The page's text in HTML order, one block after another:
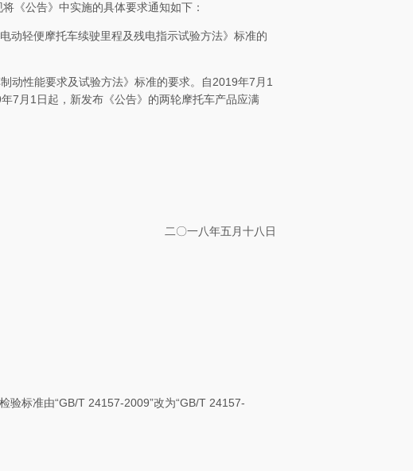
《公告》中实施的具体要求通知如下：
电动轻便摩托车续驶里程及残电指示试验方法》标准的
动性能要求及试验方法》标准的要求。自2019年7 月 1
年7 月 1 日起，新发布《公告》的两轮摩托车产品应满
二〇一八年五月十八日
验标准由“GB/T 24157-2009”改为“GB/T 24157-